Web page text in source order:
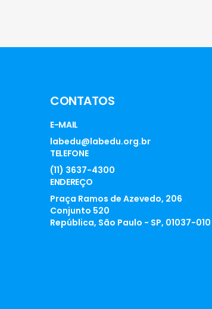
CONTATOS
E-MAIL
labedu@labedu.org.br
TELEFONE
(11) 3637-4300
ENDEREÇO
Praça Ramos de Azevedo, 206
Conjunto 520
República, São Paulo - SP, 01037-010